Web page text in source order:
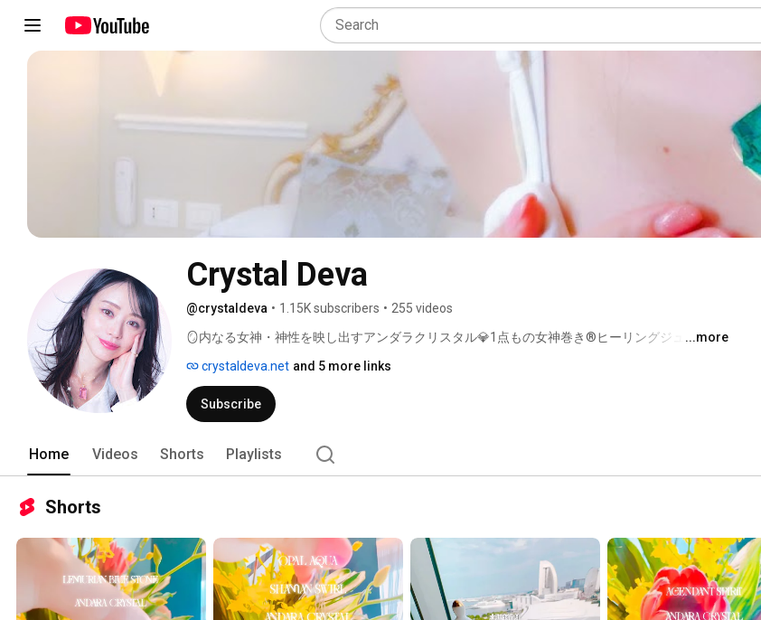
Crystal Deva
@crystaldeva • 1.15K subscribers • 255 videos
🪞内なる女神・神性を映し出すアンダラクリスタル💎1点もの女神巻き®ヒーリングジュエリー
...more
crystaldeva.net and 5 more links
Subscribe
Home Videos Shorts Playlists
Shorts